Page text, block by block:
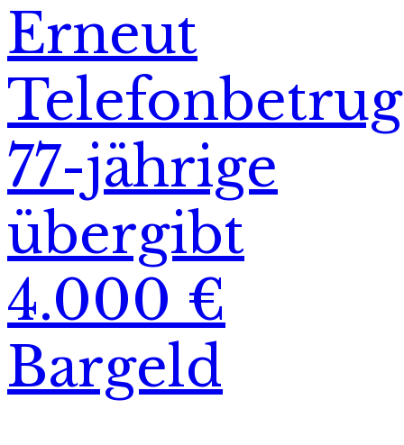
Erneut
77-jährige
übergibt
4.000 €
Bargeld